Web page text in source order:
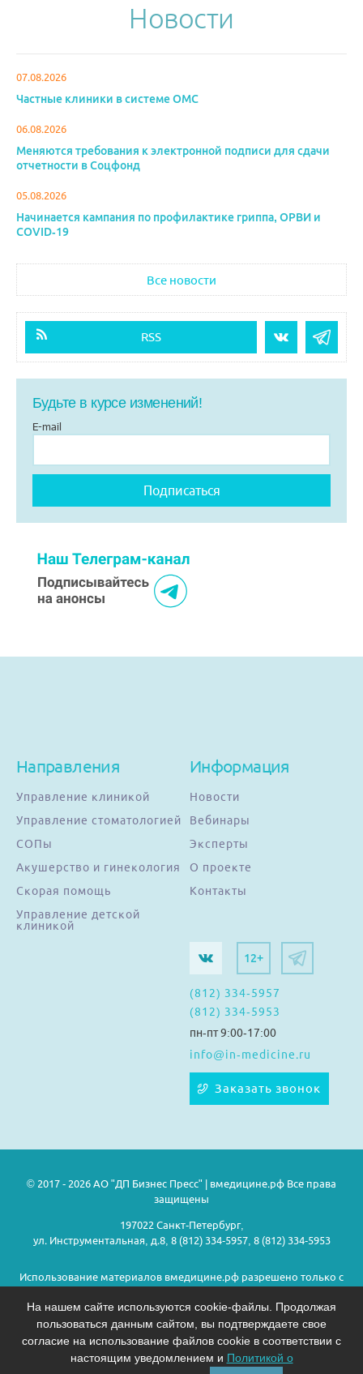
Новости
07.08.2026
Частные клиники в системе ОМС
06.08.2026
Меняются требования к электронной подписи для сдачи
отчетности в Соцфонд
05.08.2026
Начинается кампания по профилактике гриппа, ОРВИ и
COVID-19
Все новости
RSS
Будьте в курсе изменений!
E-mail
Направления
Управление клиникой
Управление стоматологией
СОПы
Акушерство и гинекология
Скорая помощь
Управление детской
клиникой
Информация
Новости
Вебинары
Эксперты
О проекте
Контакты
12+
(812) 334-5957
(812) 334-5953
пн-пт 9:00-17:00
info@in-medicine.ru
Заказать звонок
© 2017 - 2026 АО "ДП Бизнес Пресс" | вмедицине.рф Все права
защищены
197022 Санкт-Петербург,
ул. Инструментальная, д.8, 8 (812) 334-5957, 8 (812) 334-5953
Использование материалов вмедицине.рф разрешено только с
Политика конфиденциальности
На информационном ресурсе применяются рекомендательные
На нашем сайте используются cookie-файлы. Продолжая
пользоваться данным сайтом, вы подтверждаете свое
согласие на использование файлов cookie в соответствии с
настоящим уведомлением и Политикой о